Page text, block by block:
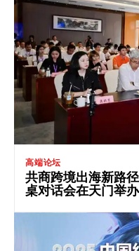
高端论坛
共商跨境出海新路
桌对话会在天门举办